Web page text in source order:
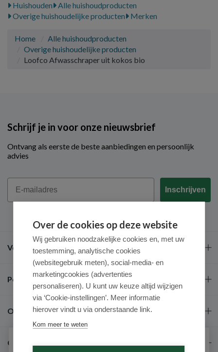
Huishouden
Alle huishoudproducten
Overige huishoudelijke producten
Merken
Home
Alle huishoudproducten
Overige huishoudelijke producten
Loofco Afwasschraper uit kokos bio
Schrijf je in voor onze nieuwsbrief
Ontvang als eerste de beste aanbiedingen en persoonlijk
advies
Email
Inschrijven
Veel gestelde vragen
Populaire merken
Over ons
Contact
Over de cookies op deze website
Wij gebruiken noodzakelijke cookies en, met uw
toestemming, analytische cookies
(websitegebruik meten), social-media- en
marketingcookies (advertenties
personaliseren). U kunt uw keuze altijd wijzigen
via ‘Cookie-instellingen’. Meer informatie
hierover vindt u via onderstaande link.
Kom meer te weten
Schrijf je in voor onze nieuwsbrief